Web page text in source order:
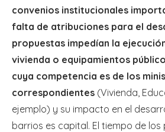
convenios institucionales
falta de atribuciones para el
propuestas impedían la
vivienda o equipamientos
cuya competencia es de los
correspondientes (Vivienda,
ejemplo) y su impacto en el
barrios es capital. El tiempo de los